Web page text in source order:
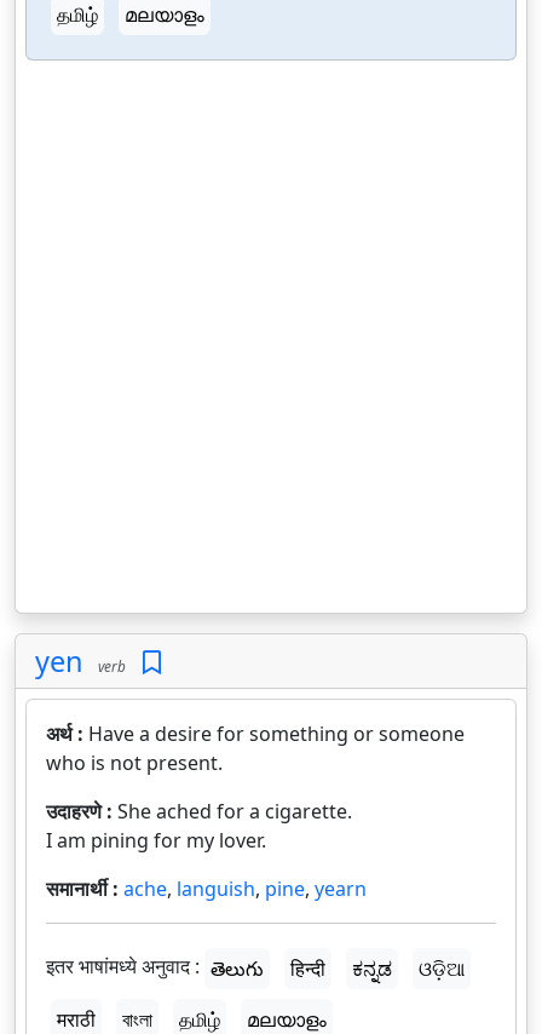
தமிழ்
മലയാളം
yen verb
अर्थ : Have a desire for something or someone
who is not present.
उदाहरणे : She ached for a cigarette.
I am pining for my lover.
समानार्थी : ache, languish, pine, yearn
इतर भाषांमध्ये अनुवाद : తెలుగు हिन्दी ಕನ್ನಡ
ଓଡ଼ିଆ
मराठी
বাংলা தமிழ் മലയാളം